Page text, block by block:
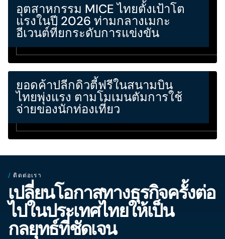
อุตสาหกรรม MICE ไทยตั้งเป้าโต
แรงในปี 2026 ท่ามกลางเมกะ
อีเวนต์ที่ยกระดับการแข่งขัน
ยอดค้าปลีกดิวตี้ฟรีในสนามบิน
ไทยพุ่งแรง ตามโมเมนตัมการใช้
จ่ายของนักท่องเที่ยว
/ ติดต่อเรา
เปลี่ยนโอกาสทางธุรกิจครั้งต่อ
ไปในประเทศไทยให้เป็น
กลยุทธ์ที่ชัดเจน